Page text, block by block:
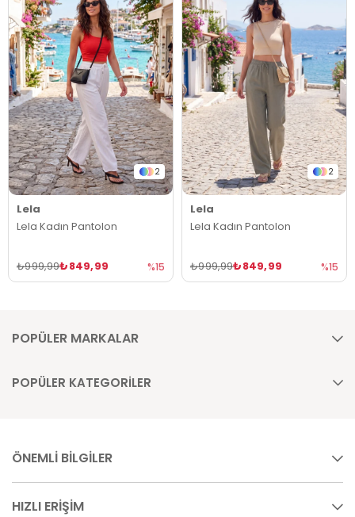
2
Lela
Lela Kadın Pantolon
₺849,99
₺999,99 %15
2
Lela
Lela Kadın Pantolon
₺849,99
₺999,99 %15
POPÜLER MARKALAR
POPÜLER KATEGORİLER
ÖNEMLİ BİLGİLER
HIZLI ERİŞİM